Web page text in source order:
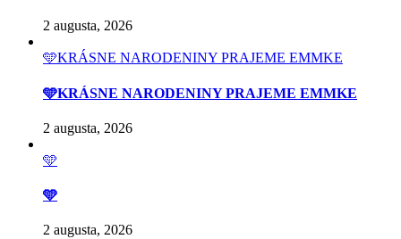
2 augusta, 2026
🩵KRÁSNE NARODENINY PRAJEME EMMKE
🩵KRÁSNE NARODENINY PRAJEME EMMKE
2 augusta, 2026
🩵
🩵
2 augusta, 2026